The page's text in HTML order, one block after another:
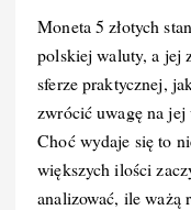
Moneta 5 złotych
polskiej waluty, a jej
sferze praktycznej,
zwrócić uwagę na
Choć wydaje się to
większych ilości
analizować, ile ważą